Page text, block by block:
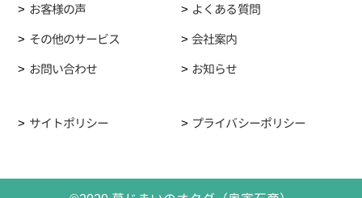
お客様の声
よくある質問
その他のサービス
会社案内
お問い合わせ
お知らせ
サイトポリシー プライバシーポリシー